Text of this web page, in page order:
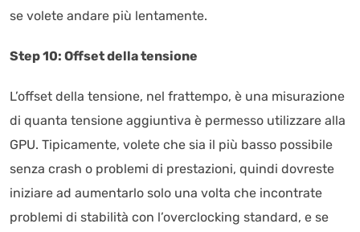
se volete andare più lentamente.
Step 10: Offset della tensione
L’offset della tensione, nel frattempo, è una misurazione
di quanta tensione aggiuntiva è permesso utilizzare alla
GPU. Tipicamente, volete che sia il più basso possibile
senza crash o problemi di prestazioni, quindi dovreste
iniziare ad aumentarlo solo una volta che incontrate
problemi di stabilità con l’overclocking standard, e se